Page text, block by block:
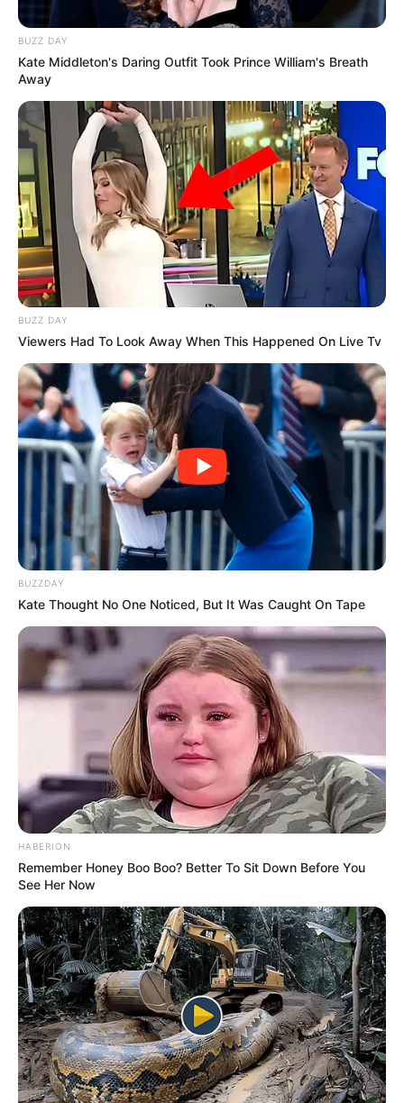
BUZZ DAY
Kate Middleton's Daring Outfit Took Prince William's Breath
Away
BUZZ DAY
Viewers Had To Look Away When This Happened On Live Tv
BUZZDAY
Kate Thought No One Noticed, But It Was Caught On Tape
HABERION
Remember Honey Boo Boo? Better To Sit Down Before You
See Her Now